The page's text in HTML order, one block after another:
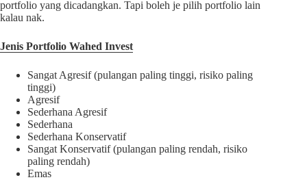
portfolio yang dicadangkan. Tapi boleh je pilih portfolio lain
kalau nak.
Jenis Portfolio Wahed Invest
Sangat Agresif (pulangan paling tinggi, risiko paling
tinggi)
Agresif
Sederhana Agresif
Sederhana
Sederhana Konservatif
Sangat Konservatif (pulangan paling rendah, risiko
paling rendah)
Emas